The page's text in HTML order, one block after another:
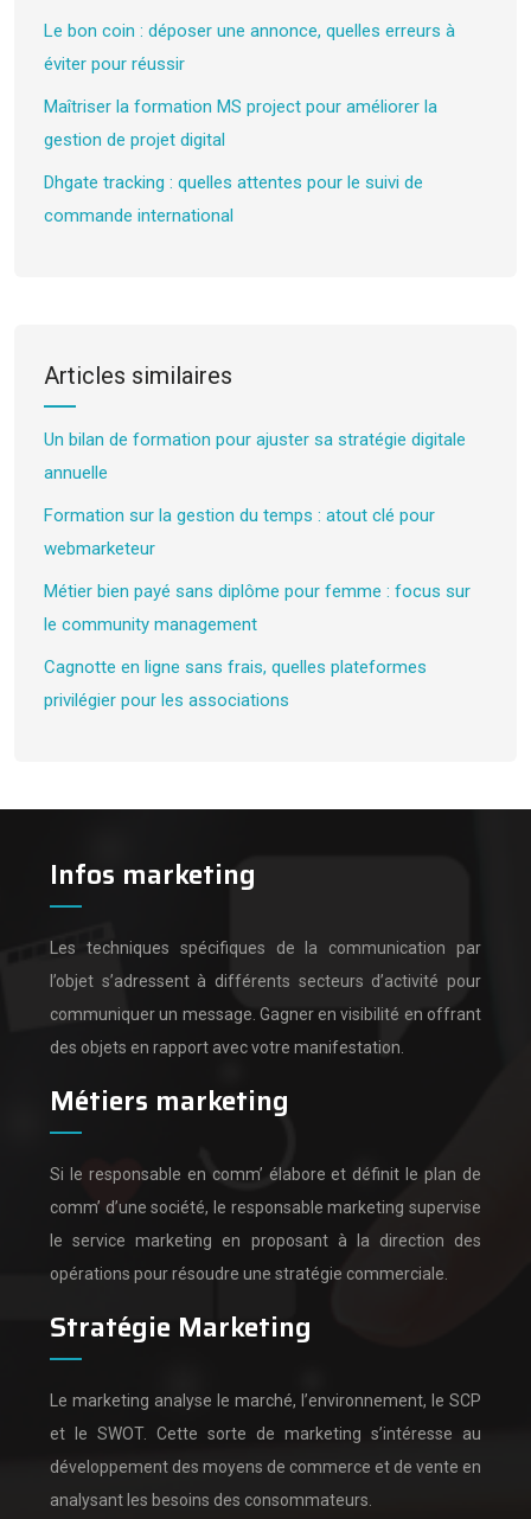
Le bon coin : déposer une annonce, quelles erreurs à
éviter pour réussir
Maîtriser la formation MS project pour améliorer la
gestion de projet digital
Dhgate tracking : quelles attentes pour le suivi de
commande international
Articles similaires
Un bilan de formation pour ajuster sa stratégie digitale
annuelle
Formation sur la gestion du temps : atout clé pour
webmarketeur
Métier bien payé sans diplôme pour femme : focus sur
le community management
Cagnotte en ligne sans frais, quelles plateformes
privilégier pour les associations
Infos marketing
Les techniques spécifiques de la communication par
l’objet s’adressent à différents secteurs d’activité pour
communiquer un message. Gagner en visibilité en offrant
des objets en rapport avec votre manifestation.
Métiers marketing
Si le responsable en comm’ élabore et définit le plan de
comm’ d’une société, le responsable marketing supervise
le service marketing en proposant à la direction des
opérations pour résoudre une stratégie commerciale.
Stratégie Marketing
Le marketing analyse le marché, l’environnement, le SCP
et le SWOT. Cette sorte de marketing s’intéresse au
développement des moyens de commerce et de vente en
analysant les besoins des consommateurs.